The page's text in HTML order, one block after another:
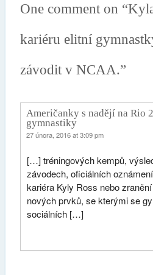
One comment on “
kariéru elitní
závodit v NCAA.”
Američanky s nadějí na Rio
gymnastiky
27 února, 2016 at 3:09 pm
[…] tréningových kempů,
závodech, oficiálních
kariéra Kyly Ross nebo
nových prvků, se kterými se
sociálních […]